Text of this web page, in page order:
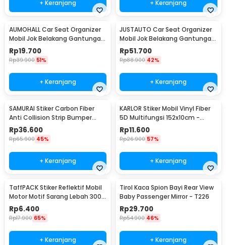
+ Keranjang + Keranjang
AUMOHALL Car Seat Organizer
Mobil Jok Belakang Gantungan
Barang Tisu - 0706
Rp19.700
Rp39.900 51%
+ Keranjang
JUSTAUTO Car Seat Organizer
Mobil Jok Belakang Gantungan
Barang Tisu - Z-354
Rp51.700
Rp88.900 42%
+ Keranjang
SAMURAI Stiker Carbon Fiber
Anti Collision Strip Bumper
Mobil 2.5M - TY354
Rp36.600
Rp65.900 45%
+ Keranjang
KARLOR Stiker Mobil Vinyl Fiber
5D Multifungsi 152x10cm -
TAA749
Rp11.600
Rp26.900 57%
+ Keranjang
TaffPACK Stiker Reflektif Mobil
Motor Motif Sarang Lebah 300 x
5 CM - ZA5800
Rp6.400
Rp17.900 65%
+ Keranjang
Tirol Kaca Spion Bayi Rear View
Baby Passenger Mirror - T226
Rp29.700
Rp54.900 46%
+ Keranjang